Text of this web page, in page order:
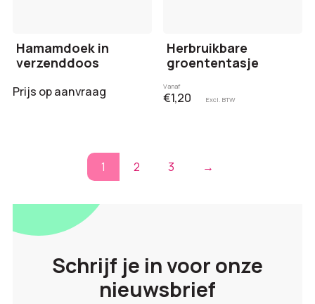
Hamamdoek in
verzenddoos
Prijs op aanvraag
Herbruikbare
groententasje
Vanaf
€1,20 Excl. BTW
1 2 3 →
Schrijf je in voor onze
nieuwsbrief